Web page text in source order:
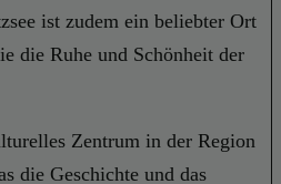
ist zudem ein beliebter Ort
die Ruhe und Schönheit der
Zentrum in der Region
die Geschichte und das